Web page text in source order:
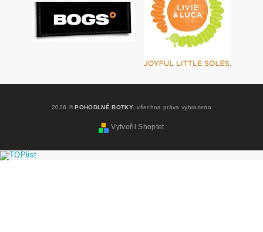
2026 ©POHODLNÉ BOTKY, všechna práva vyhrazena
Vytvořil Shoptet